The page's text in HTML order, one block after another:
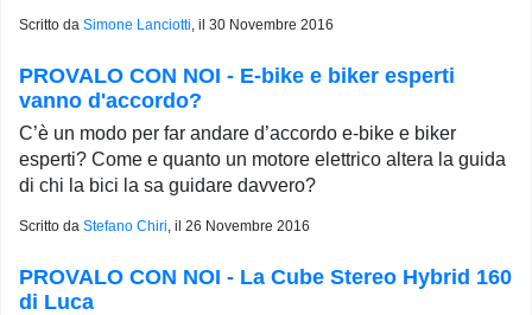
Scritto da Simone Lanciotti, il 30 Novembre 2016
PROVALO CON NOI - E-bike e biker esperti
vanno d'accordo?
C’è un modo per far andare d’accordo e-bike e biker
esperti? Come e quanto un motore elettrico altera la guida
di chi la bici la sa guidare davvero?
Scritto da Stefano Chiri, il 26 Novembre 2016
PROVALO CON NOI - La Cube Stereo Hybrid 160
di Luca